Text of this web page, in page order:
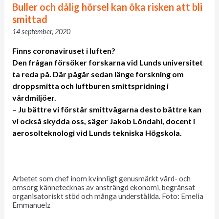
Buller och dålig hörsel kan öka risken att bli
smittad
14 september, 2020
Finns coronaviruset i luften?
Den frågan försöker forskarna vid Lunds universitet
ta reda på. Där pågår sedan länge forskning om
droppsmitta och luftburen smittspridning i
vårdmiljöer.
– Ju bättre vi förstår smittvägarna desto bättre kan
vi också skydda oss, säger Jakob Löndahl, docent i
aerosolteknologi vid Lunds tekniska Högskola.
Arbetet som chef inom kvinnligt genusmärkt vård- och
omsorg kännetecknas av ansträngd ekonomi, begränsat
organisatoriskt stöd och många underställda. Foto: Emelia
Emmanuelz